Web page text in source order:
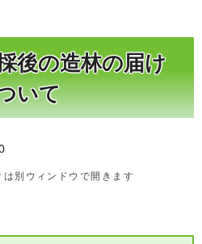
後の造林の届け
いて
別ウィンドウで開きます